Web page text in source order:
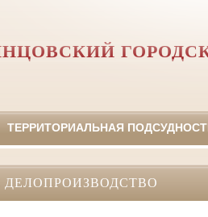
ТЕРРИТОРИАЛЬНАЯ
ДЕЛОПРОИЗВОДСТВО